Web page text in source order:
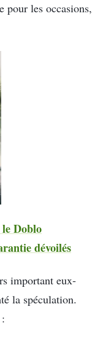
pour les occasions,
Doblo
dévoilés
important eux-
la spéculation.